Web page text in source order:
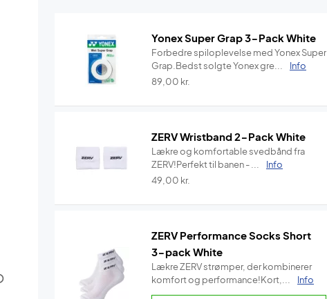
Yonex Super Grap 3-Pack White
Forbedre spiloplevelse med Yonex Super
Grap.Bedst solgte Yonex gre...
Info
89,00 kr.
ZERV Wristband 2-Pack White
Lækre og komfortable svedbånd fra
ZERV!Perfekt til banen - ...
Info
49,00 kr.
ZERV Performance Socks Short
3-pack White
Lækre ZERV strømper, der kombinerer
komfort og performance!Kort,...
Info